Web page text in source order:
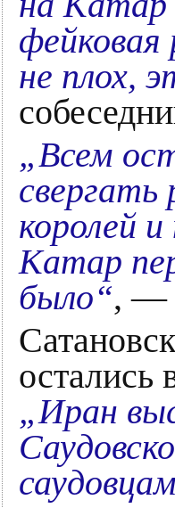
фейковая
не плох,
„Всем
свергать
королей
Катар
было“, —
остались
„Иран